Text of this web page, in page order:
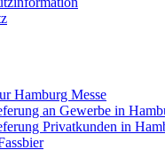
Hamburg Messe
an Gewerbe in
Privatkunden in